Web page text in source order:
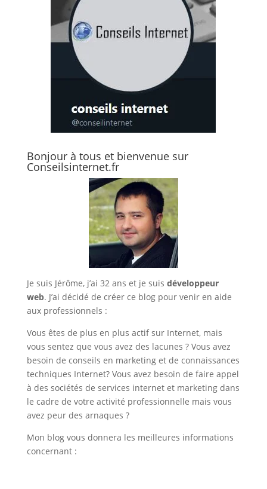
Bonjour à tous et bienvenue sur
Conseilsinternet.fr
Je suis Jérôme, j’ai 32 ans et je suis développeur
web. J’ai décidé de créer ce blog pour venir en aide
aux professionnels :
Vous êtes de plus en plus actif sur Internet, mais
vous sentez que vous avez des lacunes ? Vous avez
besoin de conseils en marketing et de connaissances
techniques Internet? Vous avez besoin de faire appel
à des sociétés de services internet et marketing dans
le cadre de votre activité professionnelle mais vous
avez peur des arnaques ?
Mon blog vous donnera les meilleures informations
concernant :